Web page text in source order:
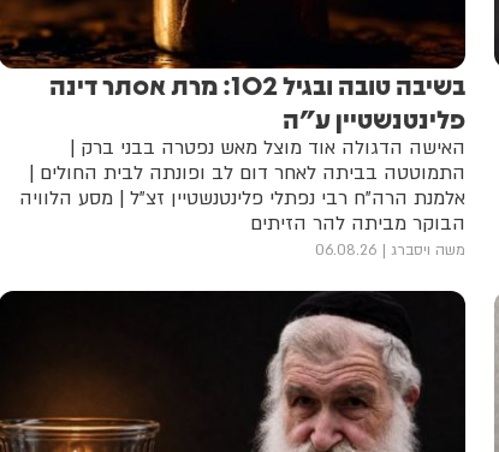
בשיבה טובה ובגיל 102: מרת אסתר דינה
פלינטנשטיין ע"ה
האישה הדגולה אוד מוצל מאש נפטרה בבני ברק |
התמוטטה בביתה לאחר דום לב ופונתה לבית החולים |
אלמנת הרה"ח רבי נפתלי פלינטנשטיין זצ"ל | מסע הלוויה
הבוקר מביתה להר הזיתים
משה ויסברג 06.08.26